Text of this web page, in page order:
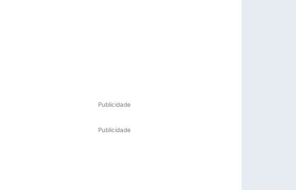
Publicidade
Publicidade